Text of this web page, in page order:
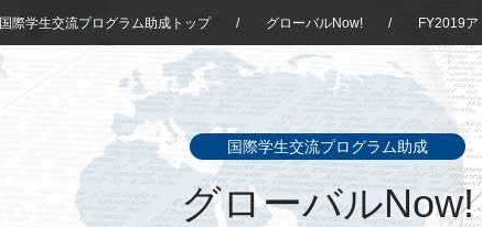
国際学生交流プログラム助成トップ / グローバルNow! / FY2019
国際学生交流プログラム助成
グローバルNow!